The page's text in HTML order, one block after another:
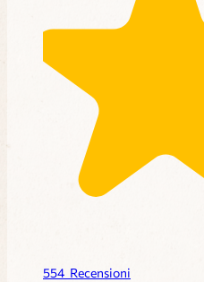
554 Recensioni